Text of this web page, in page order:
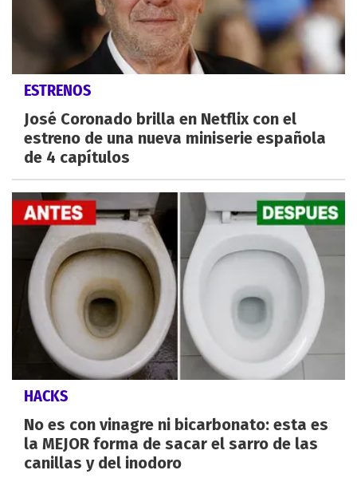
ESTRENOS
José Coronado brilla en Netflix con el
estreno de una nueva miniserie española
de 4 capítulos
HACKS
No es con vinagre ni bicarbonato: esta es
la MEJOR forma de sacar el sarro de las
canillas y del inodoro